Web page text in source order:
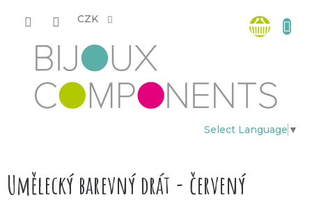
CZK
Select Language ▼
košík
Umělecký barevný drát - červený